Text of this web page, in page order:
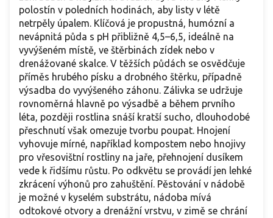
polostín v poledních hodinách, aby listy v létě
netrpěly úpalem. Klíčová je propustná, humózní a
nevápnitá půda s pH přibližně 4,5–6,5, ideálně na
vyvýšeném místě, ve štěrbinách zídek nebo v
drenážované skalce. V těžších půdách se osvědčuje
příměs hrubého písku a drobného štěrku, případně
výsadba do vyvýšeného záhonu. Zálivka se udržuje
rovnoměrná hlavně po výsadbě a během prvního
léta, později rostlina snáší kratší sucho, dlouhodobé
přeschnutí však omezuje tvorbu poupat. Hnojení
vyhovuje mírné, například kompostem nebo hnojivy
pro vřesovištní rostliny na jaře, přehnojení dusíkem
vede k řidšímu růstu. Po odkvětu se provádí jen lehké
zkrácení výhonů pro zahuštění. Pěstování v nádobě
je možné v kyselém substrátu, nádoba mívá
odtokové otvory a drenážní vrstvu, v zimě se chrání